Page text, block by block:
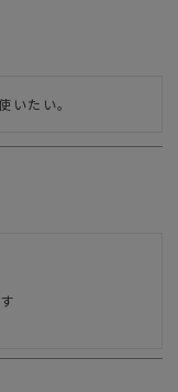
いたい。